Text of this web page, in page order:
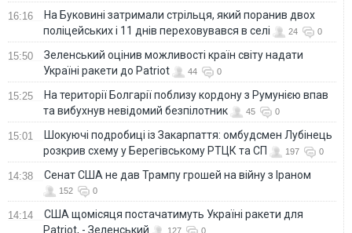
16:16
На Буковині затримали стрільця, який поранив двох
поліцейських і 11 днів переховувався в селі
24 0
15:50
Зеленський оцінив можливості країн світу надати
Україні ракети до Patriot
44 0
15:25
На території Болгарії поблизу кордону з Румунією впав
та вибухнув невідомий безпілотник
45 0
15:01
Шокуючі подробиці із Закарпаття: омбудсмен Лубінець
розкрив схему у Берегівському РТЦК та СП
197 0
14:38 Сенат США не дав Трампу грошей на війну з Іраном
152 0
14:14
США щомісяця постачатимуть Україні ракети для
Patriot, - Зеленський
127 0